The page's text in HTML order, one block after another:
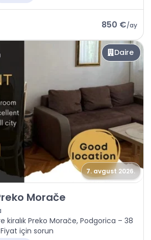
850 €/ay
Daire
7. avgust 2026.
Preko Morače
Morače
kiralık Preko Morače, Podgorica – 38
için sorun